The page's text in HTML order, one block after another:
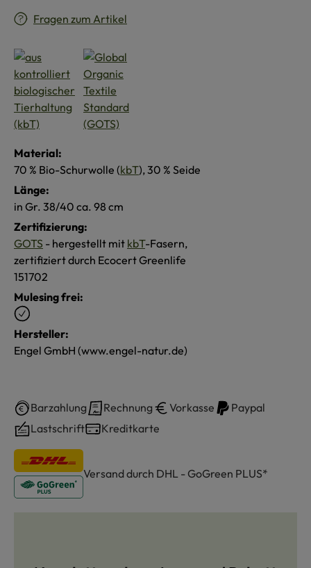
Fragen zum Artikel
Material:
70 % Bio-Schurwolle (kbT), 30 % Seide
Länge:
in Gr. 38/40 ca. 98 cm
Zertifizierung:
GOTS - hergestellt mit kbT-Fasern,
zertifiziert durch Ecocert Greenlife
151702
Mulesing frei:
Hersteller:
Engel GmbH (www.engel-natur.de)
Barzahlung Rechnung Vorkasse
Paypal
Lastschrift
Kreditkarte
Versand durch DHL - GoGreen PLUS*